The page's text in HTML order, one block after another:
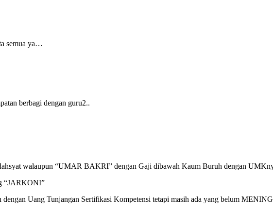
semua ya…
berbagi dengan guru2..
walaupun “UMAR BAKRI” dengan Gaji dibawah Kaum Buruh dengan
“JARKONI”
dengan Uang Tunjangan Sertifikasi Kompetensi tetapi masih ada yang belum